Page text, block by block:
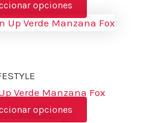
opciones
Verde Manzana Fox
opciones